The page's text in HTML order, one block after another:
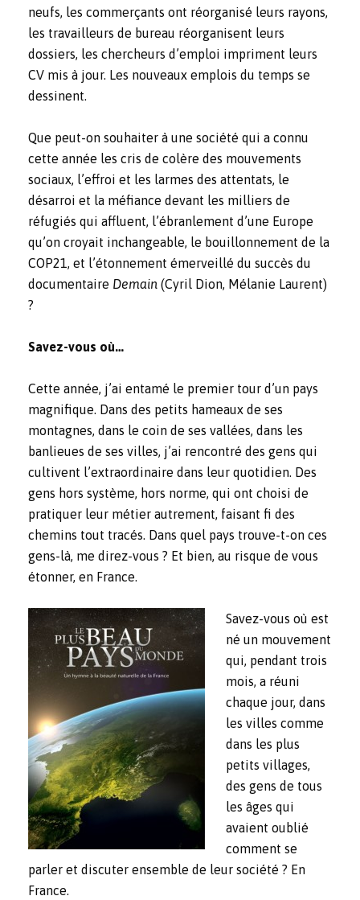
neufs, les commerçants ont réorganisé leurs rayons,
les travailleurs de bureau réorganisent leurs
dossiers, les chercheurs d’emploi impriment leurs
CV mis à jour. Les nouveaux emplois du temps se
dessinent.
Que peut-on souhaiter à une société qui a connu
cette année les cris de colère des mouvements
sociaux, l’effroi et les larmes des attentats, le
désarroi et la méfiance devant les milliers de
réfugiés qui affluent, l’ébranlement d’une Europe
qu’on croyait inchangeable, le bouillonnement de la
COP21, et l’étonnement émerveillé du succès du
documentaire Demain (Cyril Dion, Mélanie Laurent)
?
Savez-vous où…
Cette année, j’ai entamé le premier tour d’un pays
magnifique. Dans des petits hameaux de ses
montagnes, dans le coin de ses vallées, dans les
banlieues de ses villes, j’ai rencontré des gens qui
cultivent l’extraordinaire dans leur quotidien. Des
gens hors système, hors norme, qui ont choisi de
pratiquer leur métier autrement, faisant fi des
chemins tout tracés. Dans quel pays trouve-t-on ces
gens-là, me direz-vous ? Et bien, au risque de vous
étonner, en France.
Savez-vous où est
né un mouvement
qui, pendant trois
mois, a réuni
chaque jour, dans
les villes comme
dans les plus
petits villages,
des gens de tous
les âges qui
avaient oublié
comment se
parler et discuter ensemble de leur société ? En
France.